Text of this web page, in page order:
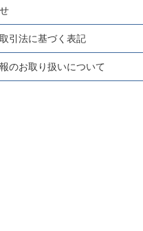
引法に基づく表記
のお取り扱いについて